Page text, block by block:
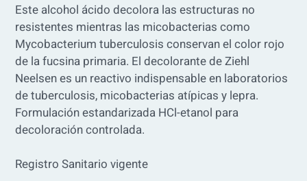
Este alcohol ácido decolora las estructuras no
resistentes mientras las micobacterias como
Mycobacterium tuberculosis conservan el color rojo
de la fucsina primaria. El decolorante de Ziehl
Neelsen es un reactivo indispensable en laboratorios
de tuberculosis, micobacterias atípicas y lepra.
Formulación estandarizada HCl-etanol para
decoloración controlada.
Registro Sanitario vigente